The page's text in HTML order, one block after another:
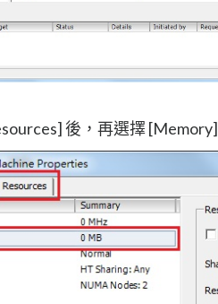
後，再選擇 [Memory]